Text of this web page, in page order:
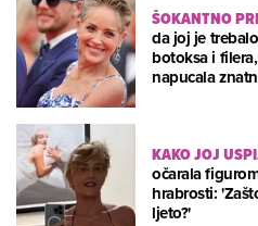
ŠOKANTNO
da joj je
botoksa i
napucala
KAKO JOJ
očarala
hrabrosti:
ljeto?'